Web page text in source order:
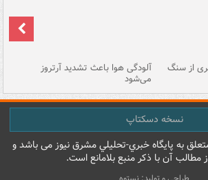
از سنگ آلودگی هوا باعث تشدید آرتروز
می‌شود
نسخه دسکتاپ
به پایگاه خبري-تحليلي مشرق نيوز می باشد و
مطالب آن با ذکر منبع بلامانع است.